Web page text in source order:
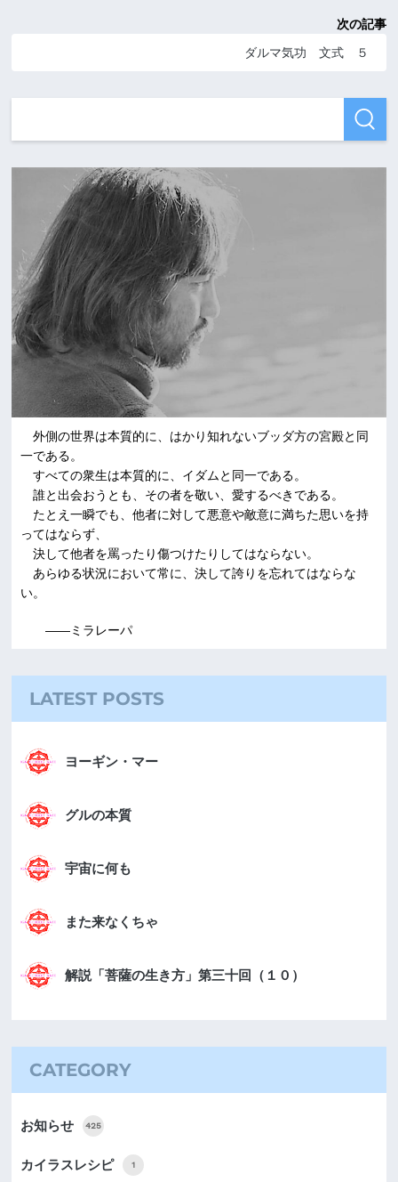
次の記事
ダルマ気功 文式 ５
外側の世界は本質的に、はかり知れないブッダ方の宮殿と同
一である。
すべての衆生は本質的に、イダムと同一である。
誰と出会おうとも、その者を敬い、愛するべきである。
たとえ一瞬でも、他者に対して悪意や敵意に満ちた思いを持
ってはならず、
決して他者を罵ったり傷つけたりしてはならない。
あらゆる状況において常に、決して誇りを忘れてはならな
い。
――ミラレーパ
LATEST POSTS
ヨーギン・マー
グルの本質
宇宙に何も
また来なくちゃ
解説「菩薩の生き方」第三十回（１０）
CATEGORY
お知らせ 425
カイラスレシピ 1